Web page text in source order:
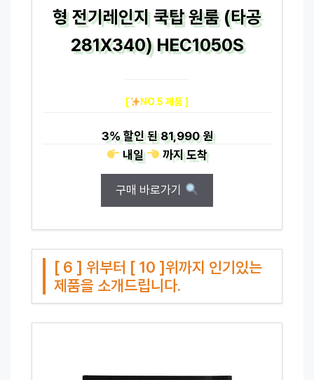
형 전기레인지 쿡탑 원룸 (타공
281X340) HEC1050S
[ NO.5 제품 ]
3%할인 된81,990 원
내일
까지도착
구매 바로가기
[ 6 ] 위부터 [ 10 ]위까지 인기있는
제품을 소개드립니다.